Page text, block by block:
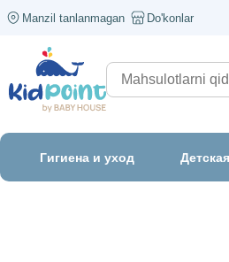
Manzil tanlanmagan Do'konlar
Гигиена и уход